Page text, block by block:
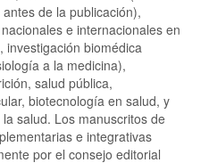
de la publicación),
e internacionales en
investigación biomédica
a la medicina),
salud pública,
biotecnología en salud, y
salud. Los manuscritos de
e integrativas
por el consejo editorial